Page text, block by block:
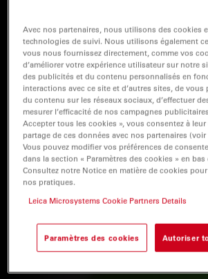
Avec nos partenaires, nous utilisons des cookies
technologies de suivi. Nous utilisons également
vous nous fournissez directement, comme vos
d’améliorer votre expérience utilisateur sur notre
des publicités et du contenu personnalisés en
interactions avec ce site et d’autres sites, de vous
du contenu sur les réseaux sociaux, d’effectuer
mesurer l’efficacité de nos campagnes
Accepter tous les cookies », vous consentez à
partage de ces données avec nos partenaires
Vous pouvez modifier vos préférences de
dans la section « Paramètres des cookies » en
Consultez notre Notice en matière de cookies
nos pratiques.
Leica Microsystems Cookie Partners Details
Paramètres des cookies Autoriser